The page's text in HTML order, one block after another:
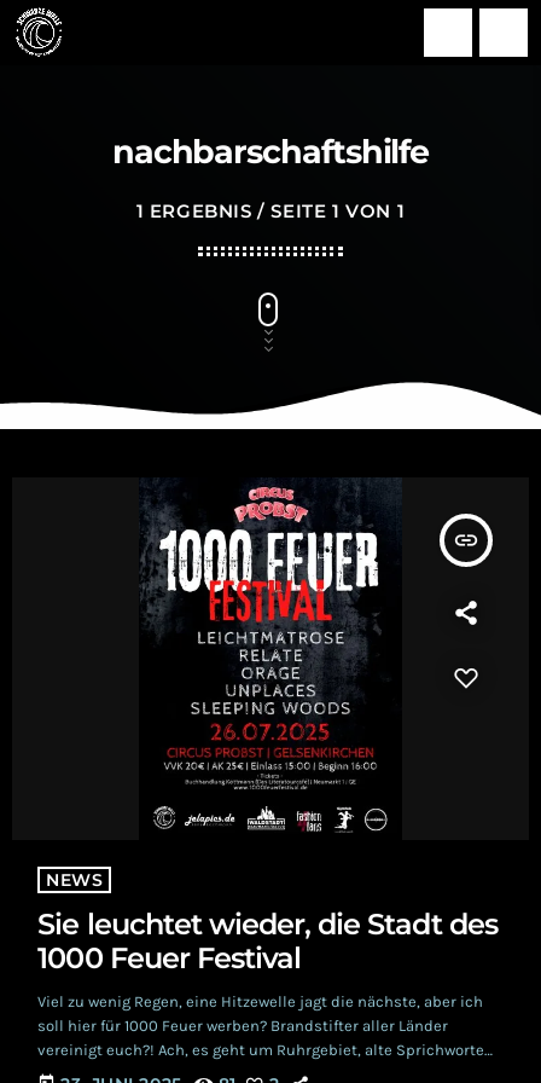
nachbarschaftshilfe
1 ERGEBNIS / SEITE 1 VON 1
insert_link
NEWS
Sie leuchtet wieder, die Stadt des
1000 Feuer Festival
Viel zu wenig Regen, eine Hitzewelle jagt die nächste, aber ich
soll hier für 1000 Feuer werben? Brandstifter aller Länder
vereinigt euch?! Ach, es geht um Ruhrgebiet, alte Sprichworte
und neue Musik auf Festivals? Dann geht das natürlich klar,